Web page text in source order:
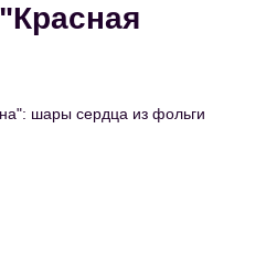
шары сердца из фольги